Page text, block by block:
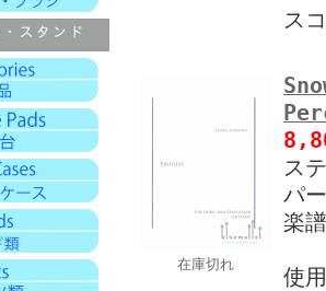
ス
在庫切れ
ス
パ
楽
使